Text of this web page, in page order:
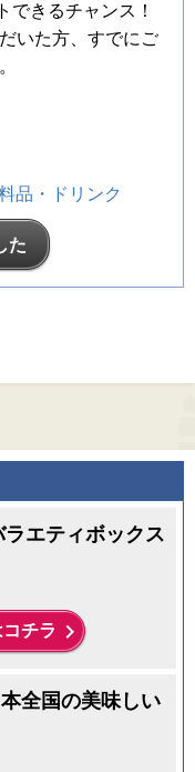
きるチャンス！
いた方、すでにご
品・ドリンク
た
エティボックス
チラ keyboard_arrow_right
全国の美味しい